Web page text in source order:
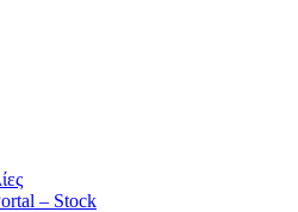
– Stock